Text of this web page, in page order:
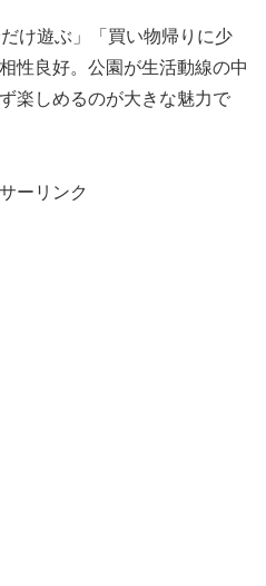
け遊ぶ」「買い物帰りに少
性良好。公園が生活動線の中
楽しめるのが大きな魅力で
ーリンク